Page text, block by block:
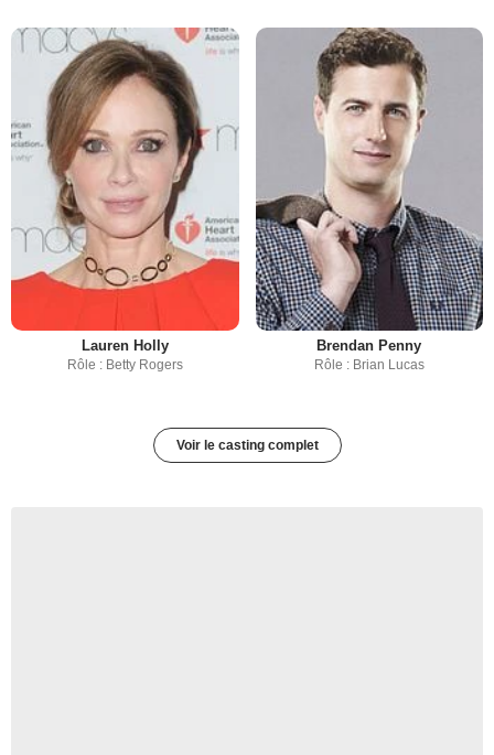
Lauren Holly
Rôle : Betty Rogers
Brendan Penny
Rôle : Brian Lucas
Voir le casting complet